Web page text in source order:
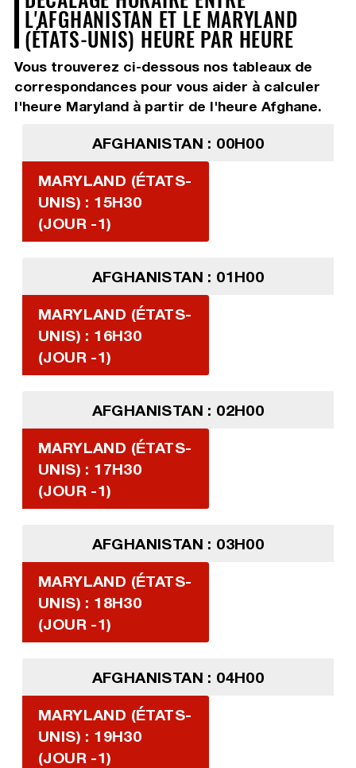
L'AFGHANISTAN ET LE MARYLAND
(ÉTATS-UNIS) HEURE PAR HEURE
Vous trouverez ci-dessous nos tableaux de
correspondances pour vous aider à calculer
l'heure Maryland à partir de l'heure Afghane.
AFGHANISTAN : 00H00
MARYLAND (ÉTATS-
UNIS) : 15H30
(JOUR -1)
AFGHANISTAN : 01H00
MARYLAND (ÉTATS-
UNIS) : 16H30
(JOUR -1)
AFGHANISTAN : 02H00
MARYLAND (ÉTATS-
UNIS) : 17H30
(JOUR -1)
AFGHANISTAN : 03H00
MARYLAND (ÉTATS-
UNIS) : 18H30
(JOUR -1)
AFGHANISTAN : 04H00
MARYLAND (ÉTATS-
UNIS) : 19H30
(JOUR -1)